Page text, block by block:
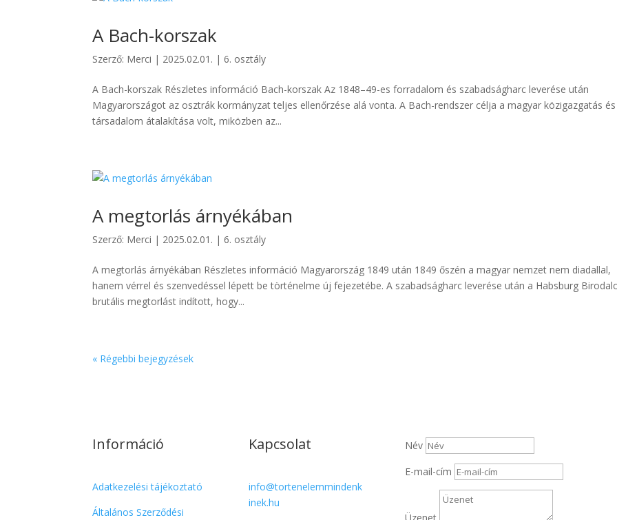
A Bach-korszak
Szerző: Merci | 2025.02.01. |6. osztály
A Bach-korszak Részletes információ Bach-korszak Az 1848–49-es forradalom és szabadságharc leverése után
Magyarországot az osztrák kormányzat teljes ellenőrzése alá vonta. A Bach-rendszer célja a magyar közigazgatás és
társadalom átalakítása volt, miközben az...
A megtorlás árnyékában
Szerző: Merci | 2025.02.01. |6. osztály
A megtorlás árnyékában Részletes információ Magyarország 1849 után 1849 őszén a magyar nemzet nem diadallal,
hanem vérrel és szenvedéssel lépett be történelme új fejezetébe. A szabadságharc leverése után a Habsburg
brutális megtorlást indított, hogy...
« Régebbi bejegyzések
Információ
Adatkezelési tájékoztató
Általános Szerződési
Kapcsolat
info@tortenelemmindenk
inek.hu
Név
E-mail-cím